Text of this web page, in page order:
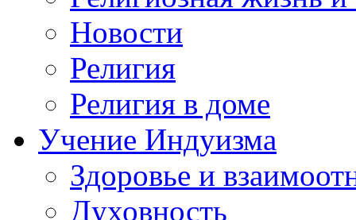
Новости
Религия
Религия в доме
Учение Индуизма
Здоровье и
Духовность